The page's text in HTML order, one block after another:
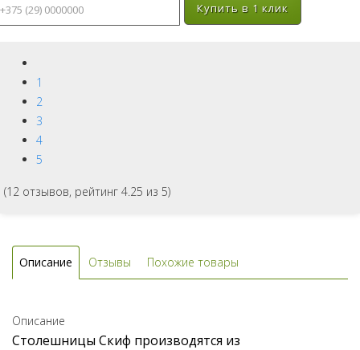
Купить в 1 клик
1
2
3
4
5
(12 отзывов, рейтинг 4.25 из 5)
Описание Отзывы Похожие товары
Описание
Столешницы Скиф производятся из